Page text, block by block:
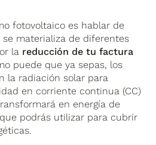
fotovoltaico es hablar de
materializa de diferentes
la reducción de tu factura
puede que ya sepas, los
la radiación solar para
en corriente continua (CC)
en energía de
podrás utilizar para cubrir